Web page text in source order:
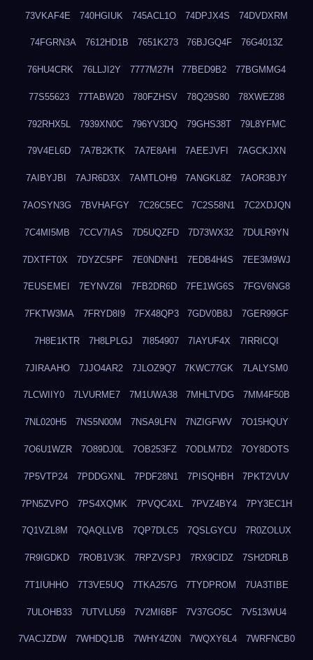
73VKAF4E 740HGIUK 745ACL1O 74DPJX4S 74DVDXRM
74FGRN3A 7612HD1B 7651K273 76BJGQ4F 76G4013Z
76HU4CRK 76LLJI2Y 7777M27H 77BED9B2 77BGMMG4
77S55623 77TABW20 780FZHSV 78Q29S80 78XWEZ88
792RHX5L 7939XN0C 796YV3DQ 79GHS38T 79L8YFMC
79V4EL6D 7A7B2KTK 7A7E8AHI 7AEEJVFI 7AGCKJXN
7AIBYJBI 7AJR6D3X 7AMTLOH9 7ANGKL8Z 7AOR3BJY
7AOSYN3G 7BVHAFGY 7C26C5EC 7C2S58N1 7C2XDJQN
7C4MI5MB 7CCV7IAS 7D5UQZFD 7D73WX32 7DULR9YN
7DXTFT0X 7DYZC5PF 7E0NDNH1 7EDB4H4S 7EE3M9WJ
7EUSEMEI 7EYNVZ6I 7FB2DR6D 7FE1WG6S 7FGV6NG8
7FKTW3MA 7FRYD8I9 7FX48QP3 7GDV0B8J 7GER99GF
7H8E1KTR 7H8LPLGJ 7I854907 7IAYUF4X 7IRRICQI
7JIRAAHO 7JJO4AR2 7JLOZ9Q7 7KWC77GK 7LALYSM0
7LCWIIY0 7LVURME7 7M1UWA38 7MHLTVDG 7MM4F50B
7NL020H5 7NS5N00M 7NSA9LFN 7NZIGFWV 7O15HQUY
7O6U1WZR 7O89DJ0L 7OB253FZ 7ODLM7D2 7OY8DOTS
7P5VTP24 7PDDGXNL 7PDF28N1 7PISQHBH 7PKT2VUV
7PN5ZVPO 7PS4XQMK 7PVQC4XL 7PVZ4BY4 7PY3EC1H
7Q1VZL8M 7QAQLLVB 7QP7DLC5 7QSLGYCU 7R0ZOLUX
7R9IGDKD 7ROB1V3K 7RPZVSPJ 7RX9CIDZ 7SH2DRLB
7T1IUHHO 7T3VE5UQ 7TKA257G 7TYDPROM 7UA3TIBE
7ULOHB33 7UTVLU59 7V2MI6BF 7V37GO5C 7V513WU4
7VACJZDW 7WHDQ1JB 7WHY4Z0N 7WQXY6L4 7WRFNCB0